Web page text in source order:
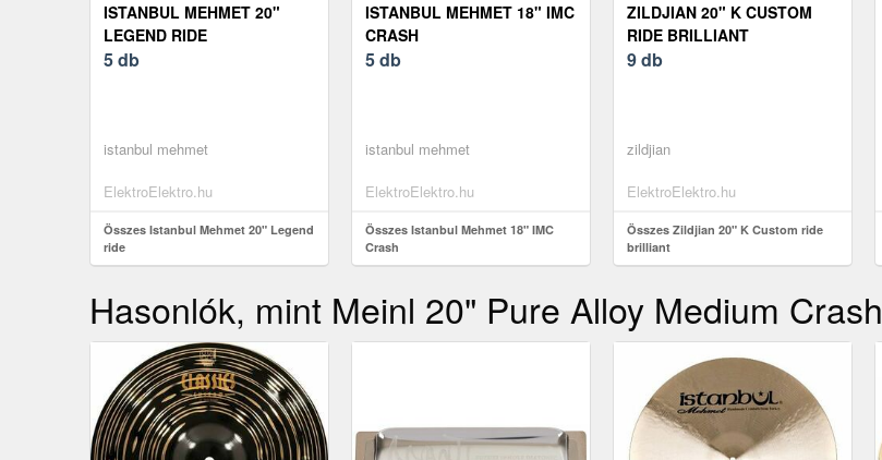
ISTANBUL MEHMET 20"
LEGEND RIDE
5 db
istanbul mehmet
ElektroElektro.hu
Összes Istanbul Mehmet 20" Legend
ride
ISTANBUL MEHMET 18" IMC
CRASH
5 db
istanbul mehmet
ElektroElektro.hu
Összes Istanbul Mehmet 18" IMC
Crash
ZILDJIAN 20" K CUSTOM
RIDE BRILLIANT
9 db
zildjian
ElektroElektro.hu
Összes Zildjian 20" K Custom ride
brilliant
Hasonlók, mint Meinl 20" Pure Alloy Medium Crash